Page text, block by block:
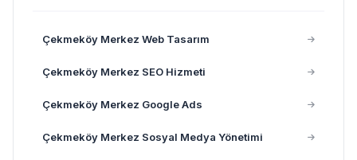
Çekmeköy Merkez Web Tasarım
Çekmeköy Merkez SEO Hizmeti
Çekmeköy Merkez Google Ads
Çekmeköy Merkez Sosyal Medya Yönetimi